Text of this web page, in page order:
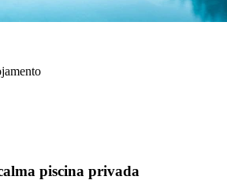
piscina privada